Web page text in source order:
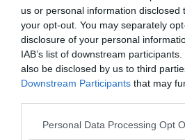
us or personal information disclosed
your opt-out. You may separately
disclosure of your personal
IAB’s list of downstream
also be disclosed by us to third
Downstream Participants that may
Personal Data Processing Opt
Visiter Nice : 10
Les 8 meilleurs hôtels avec
Airbnb de luxe à Nice : les
à Nice